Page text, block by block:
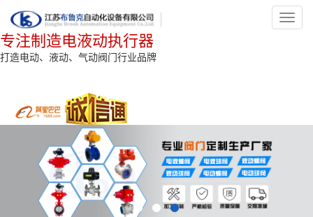
专注制造电液动执行器
打造电动、液动、气动阀门行业品牌